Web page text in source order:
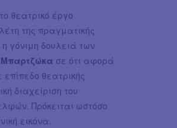
θεατρικό έργο
της πραγματικής
γόνιμη δουλειά των
σε ότι αφορά
θεατρικής
διαχείριση του
Πρόκειται ωστόσο
εικόνα.